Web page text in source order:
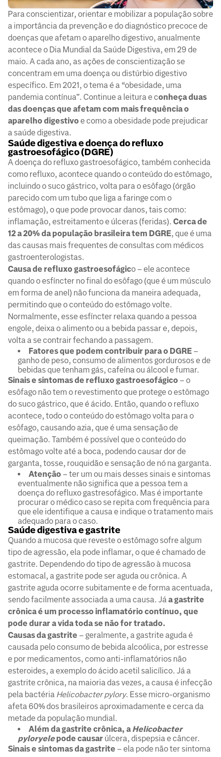
Para conscientizar, orientar e mobilizar a população sobre
a importância da prevenção e do diagnóstico precoce de
doenças que afetam o aparelho digestivo, anualmente
acontece o Dia Mundial da Saúde Digestiva, em 29 de
maio. A cada ano, as ações de conscientização se
concentram em uma doença ou distúrbio digestivo
específico. Em 2021, o tema é a “obesidade, uma
pandemia contínua”. Continue a leitura e conheça duas
das doenças que afetam com mais frequência o
aparelho digestivo e como a obesidade pode prejudicar
a saúde digestiva.
Saúde digestiva e doença do refluxo
gastroesofágico (DGRE)
A doença do refluxo gastroesofágico, também conhecida
como refluxo, acontece quando o conteúdo do estômago,
incluindo o suco gástrico, volta para o esôfago (órgão
parecido com um tubo que liga a faringe com o
estômago), o que pode provocar danos, tais como:
inflamação, estreitamento e úlceras (feridas). Cerca de
12 a 20% da população brasileira tem DGRE, que é uma
das causas mais frequentes de consultas com médicos
gastroenterologistas.
Causa de refluxo gastroesofágico – ele acontece
quando o esfíncter no final do esôfago (que é um músculo
em forma de anel) não funciona da maneira adequada,
permitindo que o conteúdo do estômago volte.
Normalmente, esse esfíncter relaxa quando a pessoa
engole, deixa o alimento ou a bebida passar e, depois,
volta a se contrair fechando a passagem.
Fatores que podem contribuir para o DGRE –
ganho de peso, consumo de alimentos gordurosos e de
bebidas que tenham gás, cafeína ou álcool e fumar.
Sinais e sintomas de refluxo gastroesofágico – o
esôfago não tem o revestimento que protege o estômago
do suco gástrico, que é ácido. Então, quando o refluxo
acontece, todo o conteúdo do estômago volta para o
esôfago, causando azia, que é uma sensação de
queimação. Também é possível que o conteúdo do
estômago volte até a boca, podendo causar dor de
garganta, tosse, rouquidão e sensação de nó na garganta.
Atenção – ter um ou mais desses sinais e sintomas
eventualmente não significa que a pessoa tem a
doença do refluxo gastresofágico. Mas é importante
procurar o médico caso se repita com frequência para
que ele identifique a causa e indique o tratamento mais
adequado para o caso.
Saúde digestiva e gastrite
Quando a mucosa que reveste o estômago sofre algum
tipo de agressão, ela pode inflamar, o que é chamado de
gastrite. Dependendo do tipo de agressão à mucosa
estomacal, a gastrite pode ser aguda ou crônica. A
gastrite aguda ocorre subitamente e de forma acentuada,
sendo facilmente associada a uma causa. Jáa gastrite
crônica é um processo inflamatório contínuo, que
pode durar a vida toda se não for tratado.
Causas da gastrite – geralmente, a gastrite aguda é
causada pelo consumo de bebida alcoólica, por estresse
e por medicamentos, como anti-inflamatórios não
esteroides, a exemplo do ácido acetil salicílico. Já a
gastrite crônica, na maioria das vezes, a causa é infecção
pela bactéria Helicobacter pylory. Esse micro-organismo
afeta 60% dos brasileiros aproximadamente e cerca da
metade da população mundial.
Além da gastrite crônica, a Helicobacter
pyloryele pode causar úlcera, dispepsia e câncer.
Sinais e sintomas da gastrite – ela pode não ter sintoma